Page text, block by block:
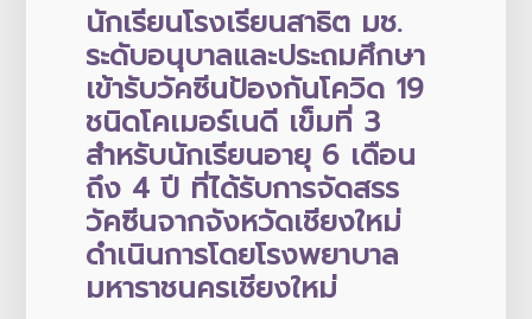
นักเรียนโรงเรียนสาธิต มช.
ระดับอนุบาลและประถมศึกษา
เข้ารับวัคซีนป้องกันโควิด 19
ชนิดโคเมอร์เนดี เข็มที่ 3
สำหรับนักเรียนอายุ 6 เดือน
ถึง 4 ปี ที่ได้รับการจัดสรร
วัคซีนจากจังหวัดเชียงใหม่
ดำเนินการโดยโรงพยาบาล
มหาราชนครเชียงใหม่